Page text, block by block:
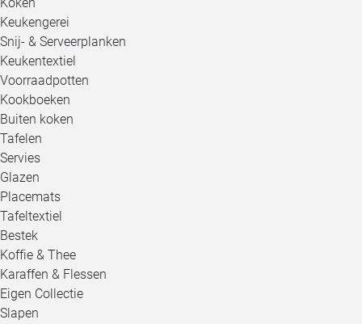
Keukengerei
Snij- & Serveerplanken
Keukentextiel
Voorraadpotten
Kookboeken
Buiten koken
Tafelen
Servies
Glazen
Placemats
Tafeltextiel
Bestek
Koffie & Thee
Karaffen & Flessen
Eigen Collectie
Slapen